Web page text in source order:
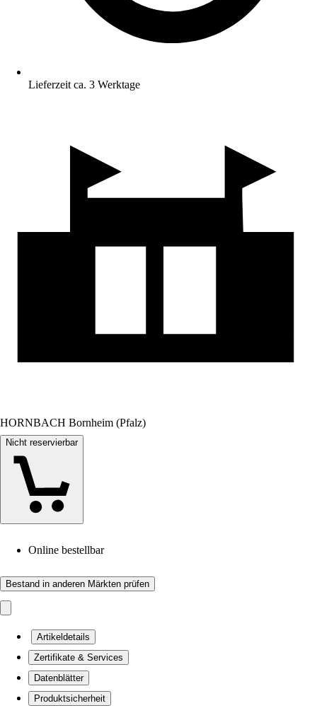
Lieferzeit ca. 3 Werktage
HORNBACH Bornheim (Pfalz)
Nicht reservierbar
Online bestellbar
Bestand in anderen Märkten prüfen
Artikeldetails
Zertifikate & Services
Datenblätter
Produktsicherheit